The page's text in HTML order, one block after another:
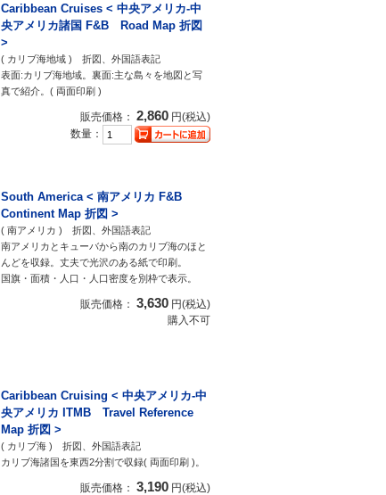
Caribbean Cruises < 中央アメリカ-中
央アメリカ諸国 F&B Road Map 折図
>
( カリブ海地域 ) 折図、外国語表記
表面:カリブ海地域。裏面:主な島々を地図と写
真で紹介。( 両面印刷 )
販売価格： 2,860 円(税込)
数量：
South America < 南アメリカ F&B
Continent Map 折図 >
( 南アメリカ ) 折図、外国語表記
南アメリカとキューバから南のカリブ海のほと
んどを収録。丈夫で光沢のある紙で印刷。
国旗・面積・人口・人口密度を別枠で表示。
販売価格： 3,630 円(税込)
購入不可
Caribbean Cruising < 中央アメリカ-中
央アメリカ ITMB Travel Reference
Map 折図 >
( カリブ海 ) 折図、外国語表記
カリブ海諸国を東西2分割で収録( 両面印刷 )。
販売価格： 3,190 円(税込)